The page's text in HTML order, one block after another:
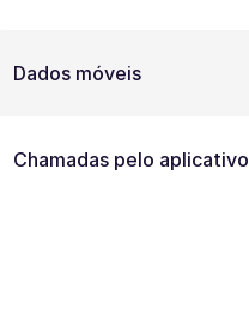
Dados móveis
Chamadas pelo aplicativo